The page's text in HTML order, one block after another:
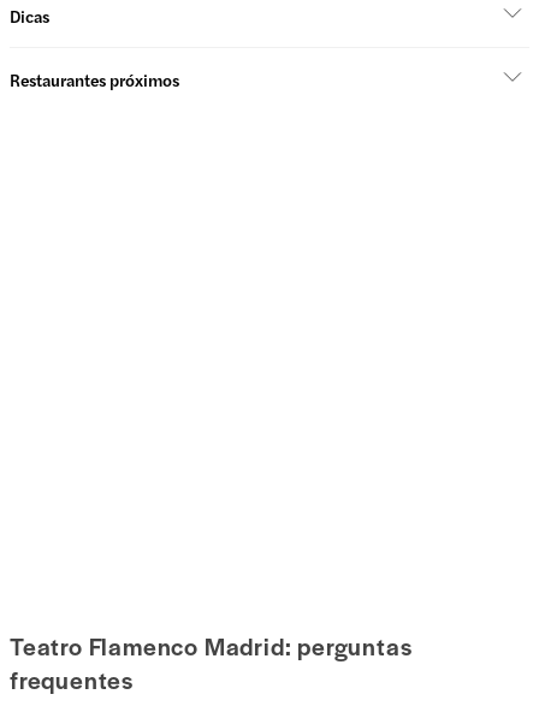
Dicas
Restaurantes próximos
Teatro Flamenco Madrid: perguntas
frequentes